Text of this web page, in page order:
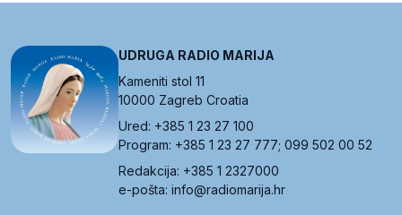
UDRUGA RADIO MARIJA
Kameniti stol 11
10000 Zagreb Croatia
Ured: +385 1 23 27 100
Program: +385 1 23 27 777; 099 502 00 52
Redakcija: +385 1 2327000
e-pošta: info@radiomarija.hr